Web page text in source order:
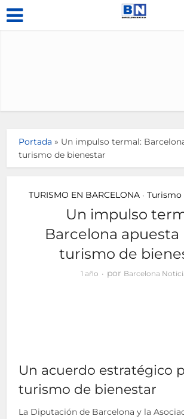
Portada » Un impulso termal:
turismo de bienestar
TURISMO EN BARCELONA • Turismo
Un impulso
Barcelona apuesta
turismo de
1 año por Barcelona
Un acuerdo estratégico
turismo de bienestar
La Diputación de Barcelona y la